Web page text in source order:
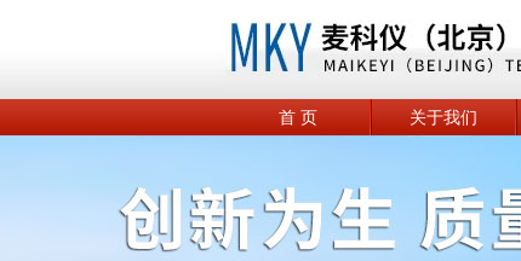
首 页 关于我们